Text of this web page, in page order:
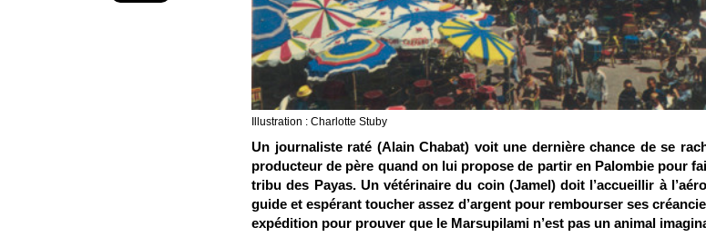
Illustration : Charlotte Stuby
Un journaliste raté (Alain Chabat) voit une dernière chance de se
producteur de père quand on lui propose de partir en Palombie pour
tribu des Payas. Un vétérinaire du coin (Jamel) doit l’accueillir à
guide et espérant toucher assez d’argent pour rembourser ses
expédition pour prouver que le Marsupilami n’est pas un animal